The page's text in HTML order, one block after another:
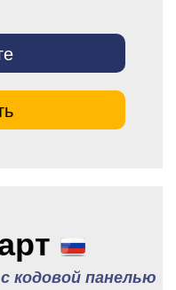
кодовой панелью